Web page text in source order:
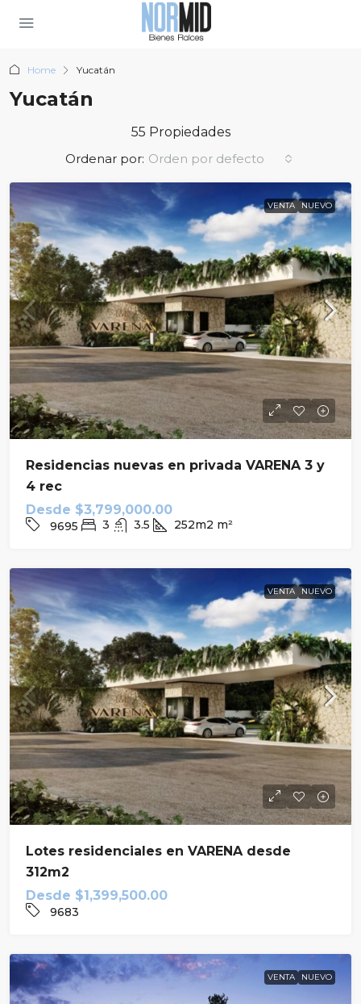
Home Yucatán
Yucatán
55 Propiedades
Ordenar por: Orden por defecto
VENTA NUEVO
Residencias nuevas en privada VARENA 3 y
4 rec
Desde $3,799,000.00
9695 3 3.5 252m2 m²
VENTA NUEVO
Lotes residenciales en VARENA desde
312m2
Desde $1,399,500.00
9683
VENTA NUEVO